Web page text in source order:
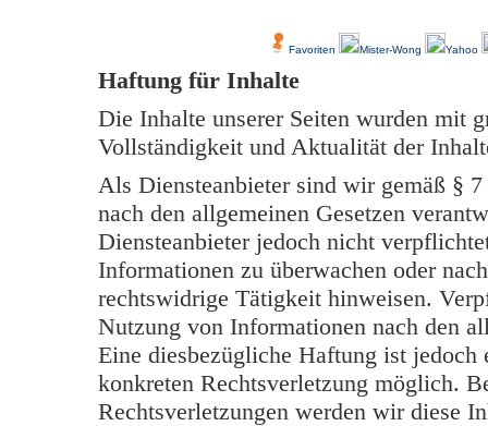
Favoriten Mister-Wong Yahoo
Haftung für Inhalte
Die Inhalte unserer Seiten wurden mit
Vollständigkeit und Aktualität der
Als Diensteanbieter sind wir gemäß §
nach den allgemeinen Gesetzen
Diensteanbieter jedoch nicht
Informationen zu überwachen oder
rechtswidrige Tätigkeit hinweisen.
Nutzung von Informationen nach den
Eine diesbezügliche Haftung ist
konkreten Rechtsverletzung möglich.
Rechtsverletzungen werden wir diese